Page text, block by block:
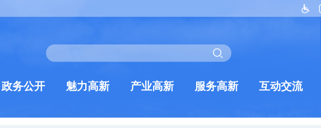
政务公开 魅力高新 产业高新 服务高新 互动交流